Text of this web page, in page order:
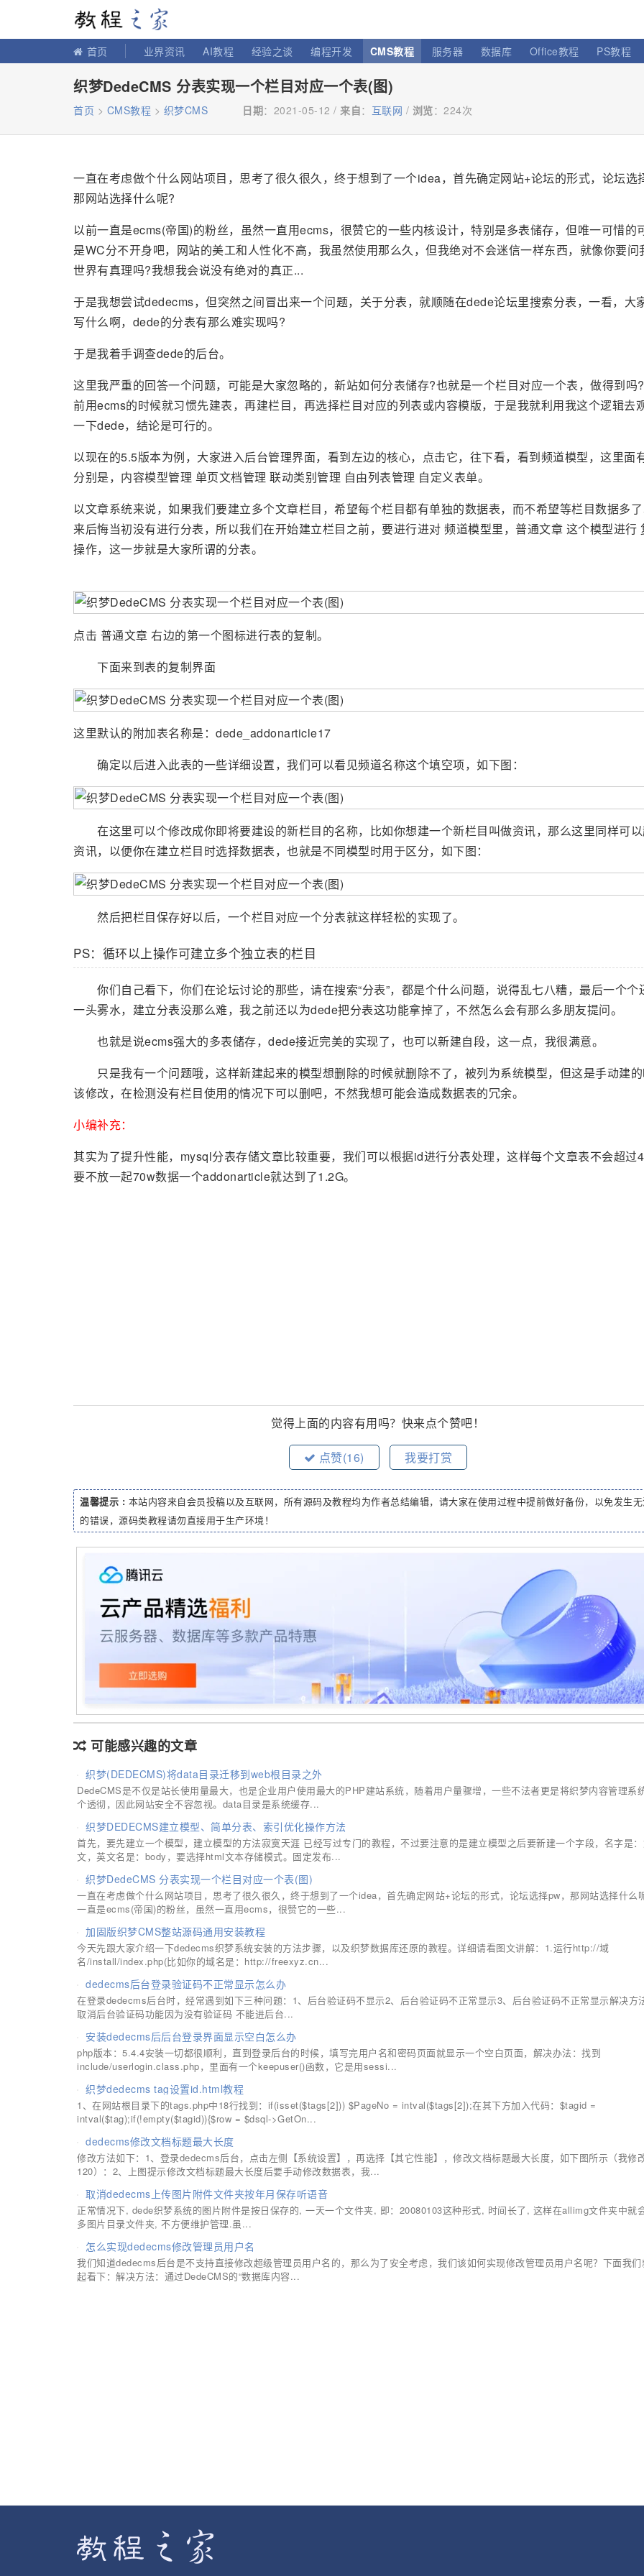
首页 业界资讯 AI教程 经验之谈 编程开发 CMS教程 服务器 数据库 Office教程 PS教程
织梦DedeCMS 分表实现一个栏目对应一个表(图)
首页 > CMS教程 > 织梦CMS 日期：2021-05-12 / 来自： 互联网 / 浏览： 224次
一直在考虑做个什么网站项目，思考了很久很久，终于想到了一个idea，首先确定网站+论坛的形式，论坛选
那网站选择什么呢?
以前一直是ecms(帝国)的粉丝，虽然一直用ecms，很赞它的一些内核设计，特别是多表储存，但唯一可惜的
是WC分不开身吧，网站的美工和人性化不高，我虽然使用那么久，但我绝对不会迷信一样东西，就像你要问
世界有真理吗?我想我会说没有绝对的真正...
于是我想尝试dedecms，但突然之间冒出来一个问题，关于分表，就顺随在dede论坛里搜索分表，一看，大
写什么啊，dede的分表有那么难实现吗?
于是我着手调查dede的后台。
这里我严重的回答一个问题，可能是大家忽略的，新站如何分表储存?也就是一个栏目对应一个表，做得到吗
前用ecms的时候就习惯先建表，再建栏目，再选择栏目对应的列表或内容模版，于是我就利用我这个逻辑去
一下dede，结论是可行的。
以现在的5.5版本为例，大家进入后台管理界面，看到左边的核心，点击它，往下看，看到频道模型，这里面
分别是，内容模型管理 单页文档管理 联动类别管理 自由列表管理 自定义表单。
以文章系统来说，如果我们要建立多个文章栏目，希望每个栏目都有单独的数据表，而不希望等栏目数据多
来后悔当初没有进行分表，所以我们在开始建立栏目之前，要进行进对 频道模型里，普通文章 这个模型进行
操作，这一步就是大家所谓的分表。
点击 普通文章 右边的第一个图标进行表的复制。
下面来到表的复制界面
这里默认的附加表名称是：dede_addonarticle17
确定以后进入此表的一些详细设置，我们可以看见频道名称这个填空项，如下图：
在这里可以个修改成你即将要建设的新栏目的名称，比如你想建一个新栏目叫做资讯，那么这里同样可
资讯，以便你在建立栏目时选择数据表，也就是不同模型时用于区分，如下图：
然后把栏目保存好以后，一个栏目对应一个分表就这样轻松的实现了。
PS：循环以上操作可建立多个独立表的栏目
你们自己看下，你们在论坛讨论的那些，请在搜索“分表”，都是个什么问题，说得乱七八糟，最后一个个
一头雾水，建立分表没那么难，我之前还以为dede把分表这功能拿掉了，不然怎么会有那么多朋友提问。
也就是说ecms强大的多表储存，dede接近完美的实现了，也可以新建自段，这一点，我很满意。
只是我有一个问题哦，这样新建起来的模型想删除的时候就删除不了，被列为系统模型，但这是手动建
该修改，在检测没有栏目使用的情况下可以删吧，不然我想可能会造成数据表的冗余。
小编补充：
其实为了提升性能，mysql分表存储文章比较重要，我们可以根据id进行分表处理，这样每个文章表不会超过
要不放一起70w数据一个addonarticle就达到了1.2G。
觉得上面的内容有用吗？快来点个赞吧！
点赞(16) 我要打赏
温馨提示 : 本站内容来自会员投稿以及互联网，所有源码及教程均为作者总结编辑，请大家在使用过程中提前做好备份，以免发生
的错误，源码类教程请勿直接用于生产环境！
可能感兴趣的文章
织梦(DEDECMS)将data目录迁移到web根目录之外
DedeCMS是不仅是站长使用量最大，也是企业用户使用最大的PHP建站系统，随着用户量骤增，一些不法者更是将织梦内容管理系
个透彻，因此网站安全不容忽视。data目录是系统缓存...
织梦DEDECMS建立模型、简单分表、索引优化操作方法
首先，要先建立一个模型，建立模型的方法寂寞天涯 已经写过专门的教程，不过要注意的是建立模型之后要新建一个字段，名字是
文，英文名是：body，要选择html文本存储模式。固定发布...
织梦DedeCMS 分表实现一个栏目对应一个表(图)
一直在考虑做个什么网站项目，思考了很久很久，终于想到了一个idea，首先确定网站+论坛的形式，论坛选择pw，那网站选择什么
一直是ecms(帝国)的粉丝，虽然一直用ecms，很赞它的一些...
加固版织梦CMS整站源码通用安装教程
今天先跟大家介绍一下dedecms织梦系统安装的方法步骤，以及织梦数据库还原的教程。详细请看图文讲解：1.运行http://域
名/install/index.php(比如你的域名是：http://freexyz.cn...
dedecms后台登录验证码不正常显示怎么办
在登录dedecms后台时，经常遇到如下三种问题：1、后台验证码不显示2、后台验证码不正常显示3、后台验证码不正常显示解决方
取消后台验证码功能因为没有验证码 不能进后台...
安装dedecms后后台登录界面显示空白怎么办
php版本：5.4.4安装一切都很顺利，直到登录后台的时候，填写完用户名和密码页面就显示一个空白页面，解决办法：找到
include/userlogin.class.php，里面有一个keepuser()函数，它是用sessi...
织梦dedecms tag设置id.html教程
1、在网站根目录下的tags.php中18行找到：if(isset($tags[2])) $PageNo = intval($tags[2]);在其下方加入代码：$tagid =
intval($tag);if(!empty($tagid)){$row = $dsql->GetOn...
dedecms修改文档标题最大长度
修改方法如下：1、登录dedecms后台，点击左侧【系统设置】，再选择【其它性能】，修改文档标题最大长度，如下图所示（我修
120）：2、上图提示修改文档标题最大长度后要手动修改数据表，我...
取消dedecms上传图片附件文件夹按年月保存听语音
正常情况下, dede织梦系统的图片附件是按日保存的, 一天一个文件夹, 即：20080103这种形式, 时间长了, 这样在allimg文件夹中就
多图片目录文件夹, 不方便维护管理.虽...
怎么实现dedecms修改管理员用户名
我们知道dedecms后台是不支持直接修改超级管理员用户名的，那么为了安全考虑，我们该如何实现修改管理员用户名呢？下面我
起看下：解决方法：通过DedeCMS的“数据库内容...